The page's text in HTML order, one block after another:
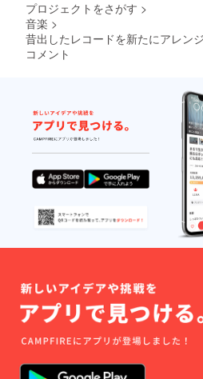
プロジェクトをさがす >
音楽 >
昔出したレコードを新たにアレン
コメント